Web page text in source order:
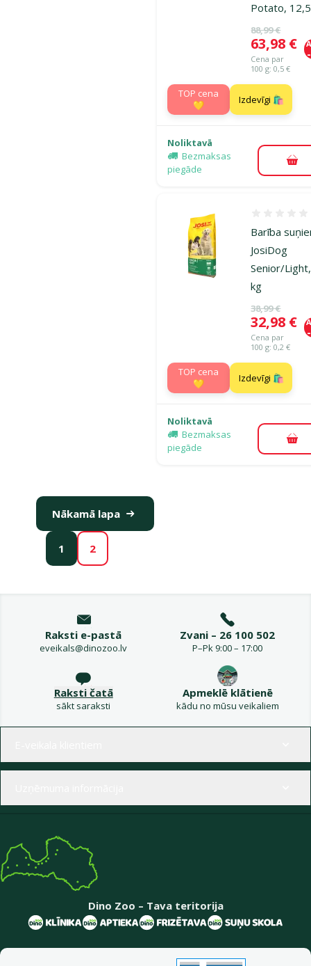
Potato,
Oriģinālā
88,99 €
Cena
63,98 €
Cena par
100 g: 0,5 €
TOP cena
💛
Izdevīgi 🛍️
Noliktavā
Bezmaksas
piegāde
Barība
JosiDog
Senior/
kg
Oriģinālā
38,99 €
Cena
32,98 €
Cena par
100 g: 0,2 €
TOP cena
💛
Izdevīgi 🛍️
Noliktavā
Bezmaksas
piegāde
1 2
Nākamā lapa
Raksti e-pastā
eveikals@dinozoo.lv
Zvani – 26 100 502
P–Pk 9:00 – 17:00
Raksti čatā
sākt saraksti
Apmeklē klātienē
kādu no mūsu veikaliem
Dino Zoo – Tava teritorija